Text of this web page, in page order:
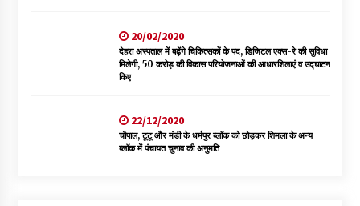
20/02/2020
देहरा अस्पताल में बढ़ेंगे चिकित्सकों के पद, डिजिटल एक्स-रे की सुविधा
मिलेगी, 50 करोड़ की विकास परियोजनाओं की आधारशिलाएं व उद्घाटन
किए
22/12/2020
चौपाल, टूटू और मंडी के धर्मपुर ब्लॉक को छोड़कर शिमला के अन्य
ब्लॉक में पंचायत चुनाव की अनुमति